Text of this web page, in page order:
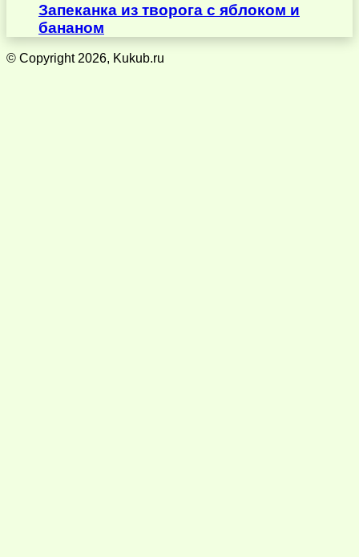
Запеканка из творога с яблоком и
бананом
© Copyright 2026, Kukub.ru